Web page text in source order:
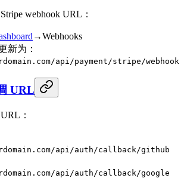
webhook URL：
→Webhooks
新为：
api/payment/stripe/webhook
URL
：
api/auth/callback/github
api/auth/callback/google